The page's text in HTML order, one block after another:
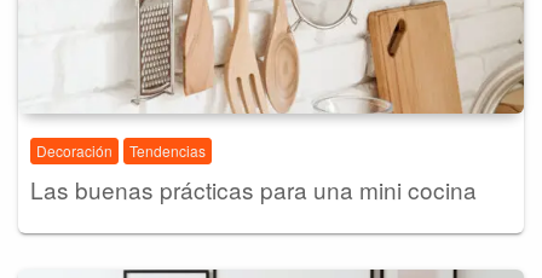
Decoración Tendencias
Las buenas prácticas para una mini cocina